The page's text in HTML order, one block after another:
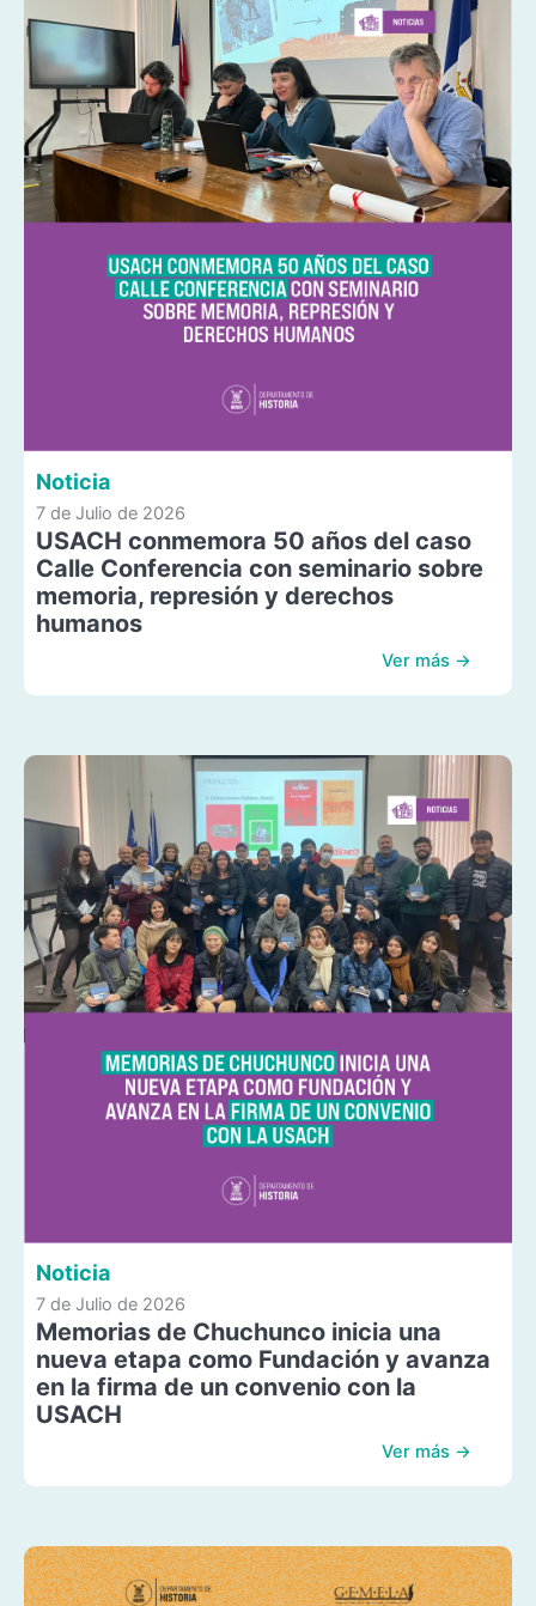
Noticia
7 de Julio de 2026
USACH conmemora 50 años del caso
Calle Conferencia con seminario sobre
memoria, represión y derechos
humanos
Ver más →
Noticia
7 de Julio de 2026
Memorias de Chuchunco inicia una
nueva etapa como Fundación y avanza
en la firma de un convenio con la
USACH
Ver más →